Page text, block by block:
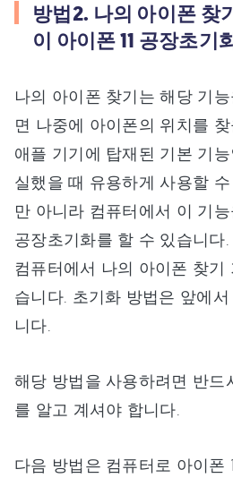
방법2. 나의 아이폰 찾
이 아이폰 11 공장초기
나의 아이폰 찾기는 해당 기
면 나중에 아이폰의 위치를
애플 기기에 탑재된 기본 기
실했을 때 유용하게 사용할
만 아니라 컴퓨터에서 이 기능
공장초기화를 할 수 있습니다
컴퓨터에서 나의 아이폰 찾기
습니다. 초기화 방법은 앞에
니다.
해당 방법을 사용하려면 반드
를 알고 계셔야 합니다.
다음 방법은 컴퓨터로 아이폰